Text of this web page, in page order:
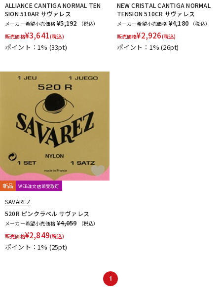
ALLIANCE CANTIGA NORMAL TEN
SION 510AR サヴァレス
メーカー希望小売価格 ¥5,192
（税込）
販売価格¥3,641(税込)
ポイント：1% (33pt)
NEW CRISTAL CANTIGA NORMAL
TENSION 510CR サヴァレス
メーカー希望小売価格 ¥4,180
（税込）
販売価格¥2,926(税込)
ポイント：1%(26pt)
新品 WEB注文店頭受取可
SAVAREZ
520R ピンクラベル サヴァレス
メーカー希望小売価格 ¥4,059
（税込）
販売価格¥2,849(税込)
ポイント：1% (25pt)
1